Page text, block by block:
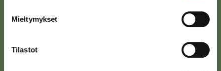
Mieltymykset
Tilastot